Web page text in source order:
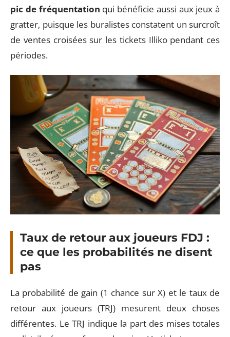
pic de fréquentation qui bénéficie aussi aux jeux à
gratter, puisque les buralistes constatent un surcroît
de ventes croisées sur les tickets Illiko pendant ces
périodes.
Taux de retour aux joueurs FDJ :
ce que les probabilités ne disent
pas
La probabilité de gain (1 chance sur X) et le taux de
retour aux joueurs (TRJ) mesurent deux choses
différentes. Le TRJ indique la part des mises totales